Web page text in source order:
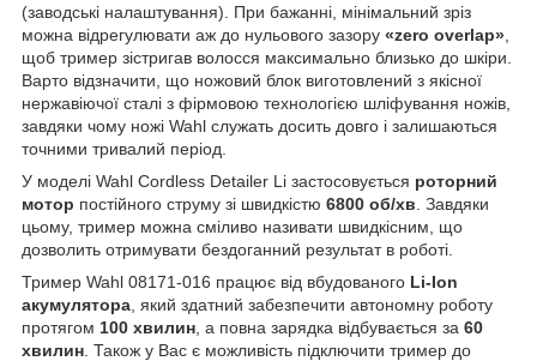
(заводські налаштування). При бажанні, мінімальний зріз
можна відрегулювати аж до нульового зазору «zero overlap»
щоб тример зістригав волосся максимально близько до шкіри.
Варто відзначити, що ножовий блок виготовлений з якісної
нержавіючої сталі з фірмовою технологією шліфування ножів,
завдяки чому ножі Wahl служать досить довго і залишаються
точними тривалий період.
У моделі Wahl Cordless Detailer Li застосовується роторний
мотор постійного струму зі швидкістю 6800 об/хв . Завдяки
цьому, тример можна сміливо називати швидкісним, що
дозволить отримувати бездоганний результат в роботі.
Тример Wahl 08171-016 працює від вбудованого Li-Ion
акумулятора , який здатний забезпечити автономну роботу
протягом 100 хвилин , а повна зарядка відбувається за 60
хвилин . Також у Вас є можливість підключити тример до